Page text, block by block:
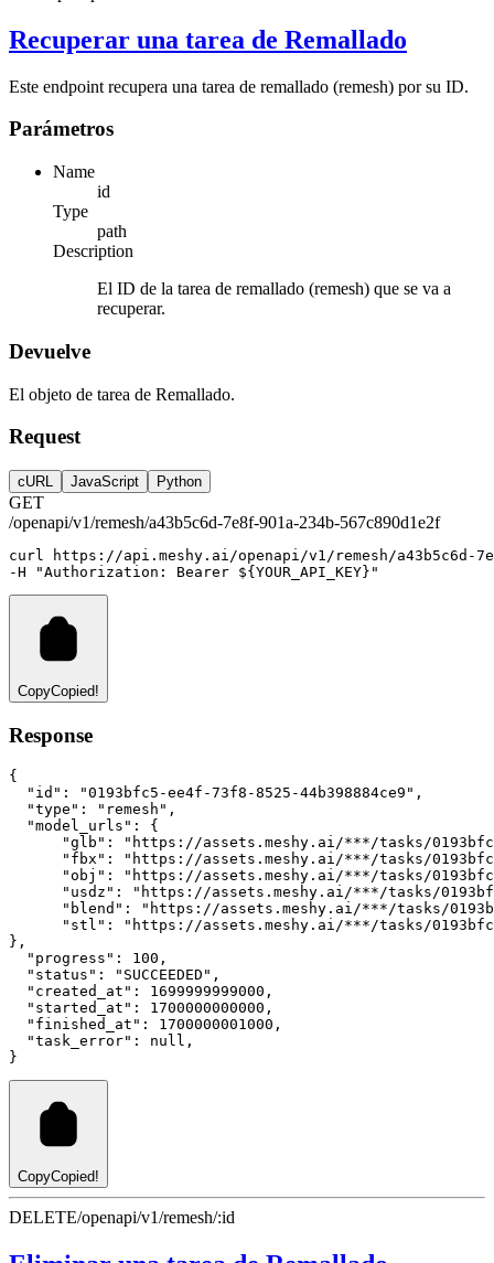
Recuperar una tarea de Remallado
Este endpoint recupera una tarea de remallado (remesh) por su ID.
Parámetros
Name
id
Type
path
Description
El ID de la tarea de remallado (remesh) que se va a
recuperar.
Devuelve
El objeto de tarea de Remallado.
Request
cURL JavaScript Python
GET
/openapi/v1/remesh/a43b5c6d-7e8f-901a-234b-567c890d1e2f
curl
https://api.meshy.ai/openapi/v1/remesh/a43b5c6d-
-H
"Authorization: Bearer ${YOUR_API_KEY}"
CopyCopied!
Response
{
"id" : "0193bfc5-ee4f-73f8-8525-44b398884ce9" ,
"type" : "remesh" ,
"model_urls" :
{
"glb" :
"https://assets.meshy.ai/***/tasks/
"fbx" :
"https://assets.meshy.ai/***/tasks/
"obj" :
"https://assets.meshy.ai/***/tasks/
"usdz" :
"https://assets.meshy.ai/***/tasks/
"blend" :
"https://assets.meshy.ai/***/tasks/
"stl" :
"https://assets.meshy.ai/***/tasks/
} ,
"progress" : 100 ,
"status" : "SUCCEEDED" ,
"created_at" : 1699999999000 ,
"started_at" : 1700000000000 ,
"finished_at" : 1700000001000 ,
"task_error" : null ,
}
CopyCopied!
DELETE/openapi/v1/remesh/:id